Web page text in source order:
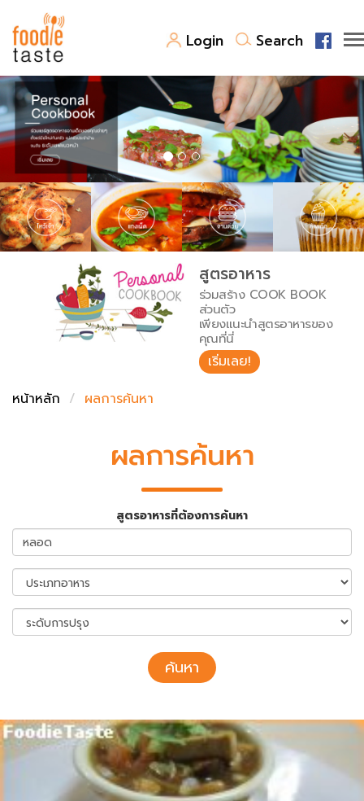
Login Search
สูตรอาหาร
สูตรอาหารล่าสุด
Top Foodie
พาไปชิม
สารพันก้นครัว
เคล็ดลับน่ารู้
เปรียบเทียบหน่วยการตวง
เปรียบเทียบอุณหภูมิ
เปรียบเทียบน้ำหนักวัตถุดิบ
FoodPedia
สร้าง Cookbook
สูตรอาหาร
ร่วมสร้าง COOK BOOK
ส่วนตัว
เพียงแนะนำสูตรอาหารของ
คุณที่นี่
เริ่มเลย!
หน้าหลัก
ผลการค้นหา
ผลการค้นหา
สูตรอาหารที่ต้องการค้นหา
ค้นหา